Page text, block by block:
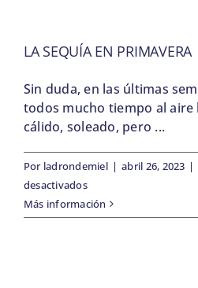
LA SEQUÍA EN PRIMAVERA
Sin duda, en las últimas
todos mucho tiempo al aire
cálido, soleado, pero ...
Por ladrondemiel | abril 26, 2023 |
desactivadosen
La
Sequía
Más información